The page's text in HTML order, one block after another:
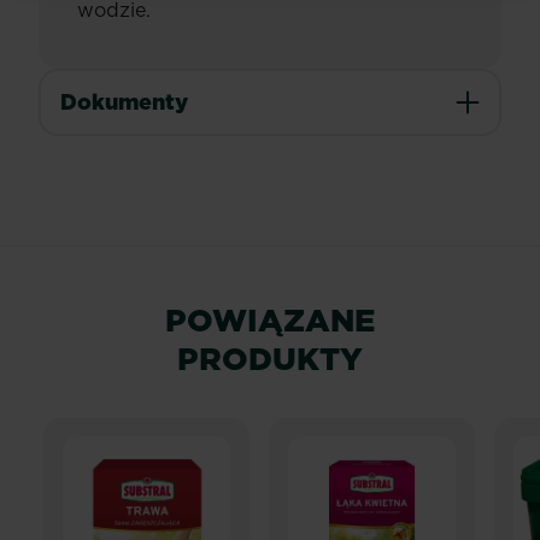
wodzie.
Dokumenty
POWIĄZANE
PRODUKTY